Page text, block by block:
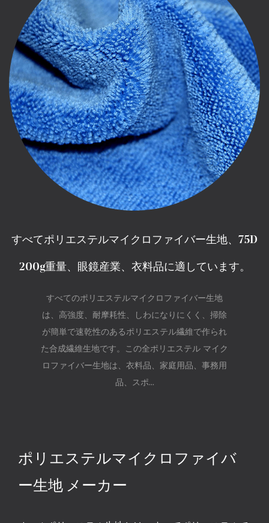
すべてポリエステルマイクロファイバー生地、75D
200g重量、眼鏡産業、衣料品に適しています。
すべてのポリエステルマイクロファイバー生地
は、高強度、耐摩耗性、しわになりにくく、掃除
が簡単で速乾性のあるポリエステル繊維で作られ
た合成繊維生地です。この全ポリエステル マイク
ロファイバー生地は、衣料品、家庭用品、事務用
品、スポ...
ポリエステルマイクロファイバ
ー生地 メーカー